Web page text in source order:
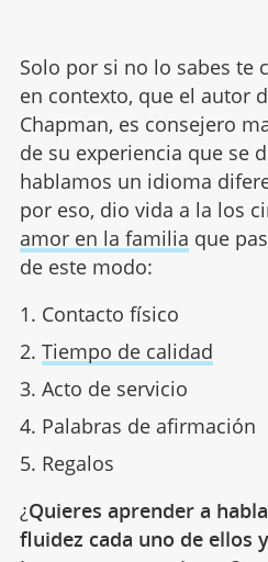
Solo por si no lo sabes te
en contexto, que el autor
Chapman, es consejero
de su experiencia que se
hablamos un idioma
por eso, dio vida a la los
amor en la familia que
de este modo:
Contacto físico
Tiempo de calidad
Acto de servicio
Palabras de afirmación
Regalos
¿Quieres aprender a
fluidez cada uno de ellos